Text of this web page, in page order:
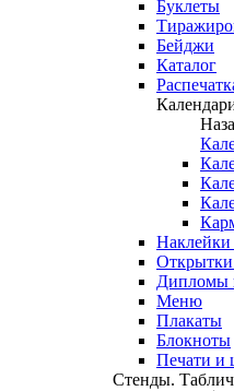
Буклеты
Бейджи
Каталог
Наклейки
Дипломы
Меню
Плакаты
Блокноты
Печати и
Стенды.